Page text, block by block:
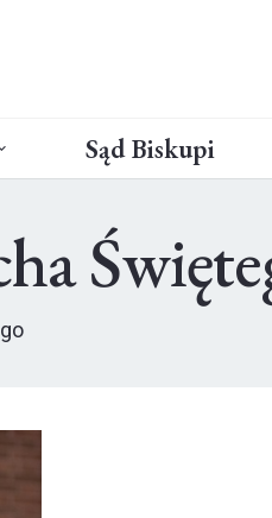
Sąd Biskupi